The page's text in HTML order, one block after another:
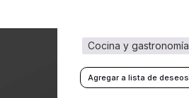
cocina y gastronomía